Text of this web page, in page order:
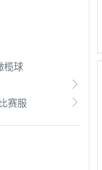
榄球
赛服